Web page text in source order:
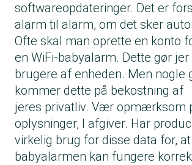
softwareopdateringer. Det er
alarm til alarm, om det sker
Ofte skal man oprette en konto
en WiFi-babyalarm. Dette gør
brugere af enheden. Men nogle
kommer dette på bekostning af
jeres privatliv. Vær opmærksom
oplysninger, I afgiver. Har
virkelig brug for disse data for, at
babyalarmen kan fungere